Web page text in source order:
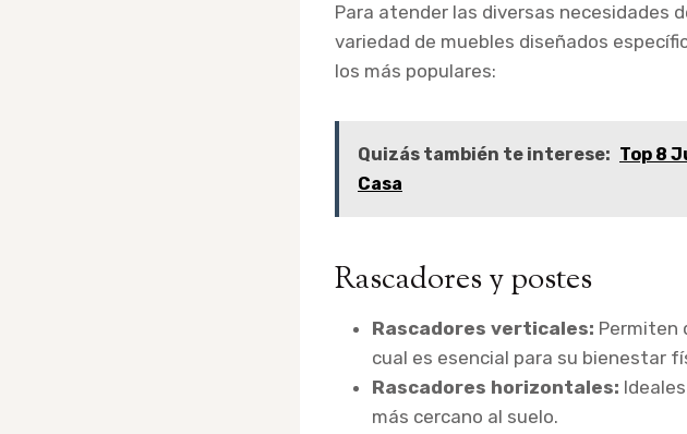
Para atender las diversas necesidades
variedad de muebles diseñados
los más populares:
Quizás también te interese: Top 8
Casa
Rascadores y postes
Rascadores verticales: Permiten
cual es esencial para su bienestar
Rascadores horizontales:
más cercano al suelo.